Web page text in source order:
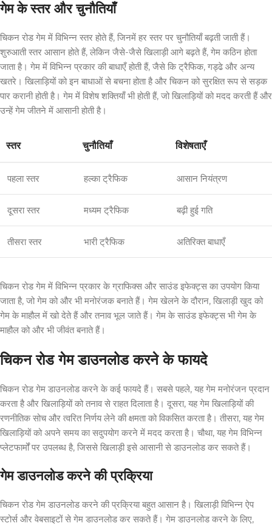
गेम के स्तर और चुनौतियाँ
चिकन रोड गेम में विभिन्न स्तर होते हैं, जिनमें हर स्तर पर चुनौतियाँ बढ़ती जाती हैं।
शुरुआती स्तर आसान होते हैं, लेकिन जैसे-जैसे खिलाड़ी आगे बढ़ते हैं, गेम कठिन होता
जाता है। गेम में विभिन्न प्रकार की बाधाएँ होती हैं, जैसे कि ट्रैफिक, गड्ढे और अन्य
खतरे। खिलाड़ियों को इन बाधाओं से बचना होता है और चिकन को सुरक्षित रूप से सड़क
पार करानी होती है। गेम में विशेष शक्तियाँ भी होती हैं, जो खिलाड़ियों को मदद करती हैं और
उन्हें गेम जीतने में आसानी होती है।
स्तर चुनौतियाँ विशेषताएँ
पहला स्तर हल्का ट्रैफिक आसान नियंत्रण
दूसरा स्तर मध्यम ट्रैफिक बढ़ी हुई गति
तीसरा स्तर भारी ट्रैफिक अतिरिक्त बाधाएँ
चिकन रोड गेम में विभिन्न प्रकार के ग्राफिक्स और साउंड इफेक्ट्स का उपयोग किया
जाता है, जो गेम को और भी मनोरंजक बनाते हैं। गेम खेलने के दौरान, खिलाड़ी खुद को
गेम के माहौल में खो देते हैं और तनाव भूल जाते हैं। गेम के साउंड इफेक्ट्स भी गेम के
माहौल को और भी जीवंत बनाते हैं।
चिकन रोड गेम डाउनलोड करने के फायदे
चिकन रोड गेम डाउनलोड करने के कई फायदे हैं। सबसे पहले, यह गेम मनोरंजन प्रदान
करता है और खिलाड़ियों को तनाव से राहत दिलाता है। दूसरा, यह गेम खिलाड़ियों की
रणनीतिक सोच और त्वरित निर्णय लेने की क्षमता को विकसित करता है। तीसरा, यह गेम
खिलाड़ियों को अपने समय का सदुपयोग करने में मदद करता है। चौथा, यह गेम विभिन्न
प्लेटफार्मों पर उपलब्ध है, जिससे खिलाड़ी इसे आसानी से डाउनलोड कर सकते हैं।
गेम डाउनलोड करने की प्रक्रिया
चिकन रोड गेम डाउनलोड करने की प्रक्रिया बहुत आसान है। खिलाड़ी विभिन्न ऐप
स्टोर्स और वेबसाइटों से गेम डाउनलोड कर सकते हैं। गेम डाउनलोड करने के लिए,